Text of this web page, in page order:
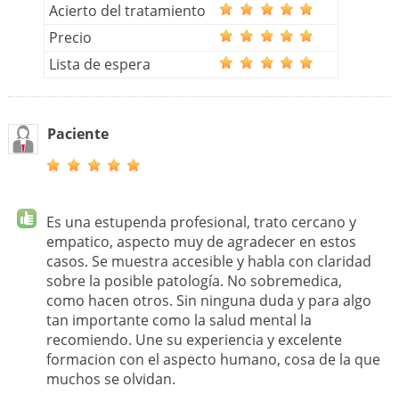
Acierto del tratamiento
Precio
Lista de espera
Paciente
Es una estupenda profesional, trato cercano y
empatico, aspecto muy de agradecer en estos
casos. Se muestra accesible y habla con claridad
sobre la posible patología. No sobremedica,
como hacen otros. Sin ninguna duda y para algo
tan importante como la salud mental la
recomiendo. Une su experiencia y excelente
formacion con el aspecto humano, cosa de la que
muchos se olvidan.